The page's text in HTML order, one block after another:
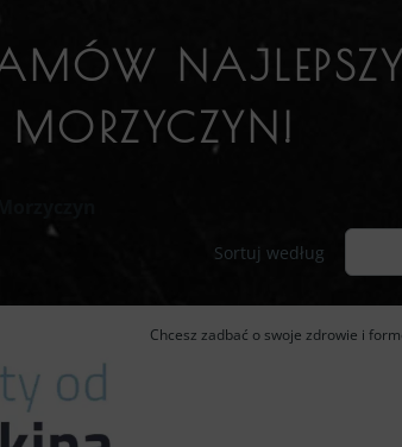
MORZYCZYN!
Sortuj według
Chcesz zadbać o swoje zdrowie i